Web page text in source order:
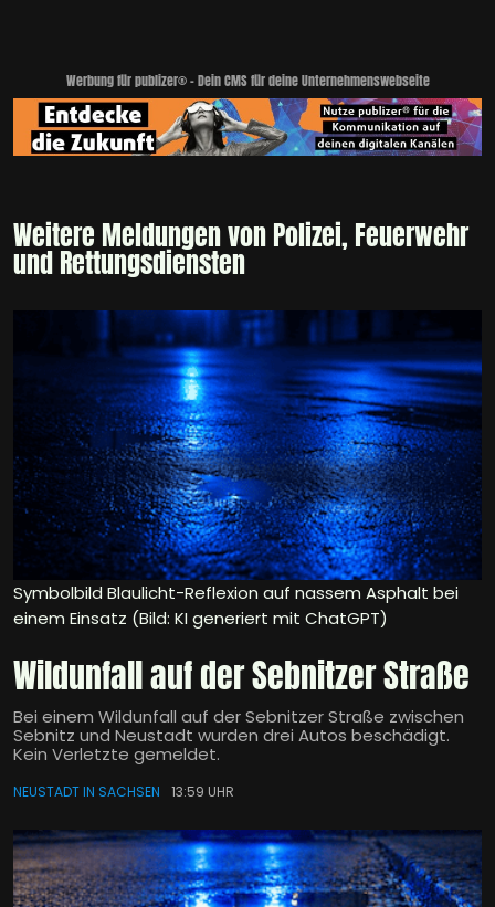
Werbung für publizer® - Dein CMS für deine Unternehmenswebseite
Weitere Meldungen von Polizei, Feuerwehr
und Rettungsdiensten
Symbolbild Blaulicht-Reflexion auf nassem Asphalt bei
einem Einsatz (Bild: KI generiert mit ChatGPT)
Wildunfall auf der Sebnitzer Straße
Bei einem Wildunfall auf der Sebnitzer Straße zwischen
Sebnitz und Neustadt wurden drei Autos beschädigt.
Kein Verletzte gemeldet.
NEUSTADT IN SACHSEN 13:59 UHR